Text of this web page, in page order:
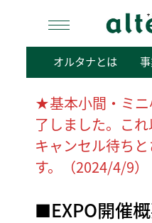
検
オルタナとは
★基本小間・ミ
了しました。こ
キャンセル待ち
す。（2024/4/9）
■EXPO開催